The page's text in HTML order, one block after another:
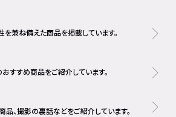
を兼ね備えた商品を掲載しています。
すすめ商品をご紹介しています。
、撮影の裏話などをご紹介しています。